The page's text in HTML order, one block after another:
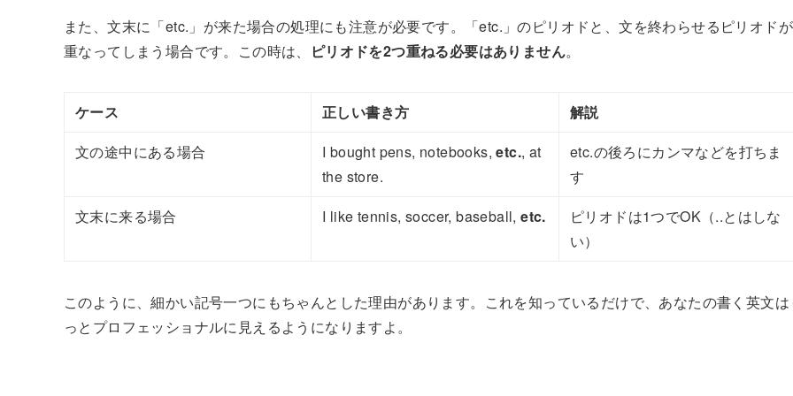
また、文末に「etc.」が来た場合の処理にも注意が必要です。「etc.」のピリオドと、文を終わらせるピリオドが
重なってしまう場合です。この時は、
ピリオドを2つ重ねる必要はありません。
ケース 正しい書き方
解説
文の途中にある場合
I bought pens, notebooks,etc., at
the store.
etc.の後ろにカンマなどを打ちま
す
文末に来る場合
I like tennis, soccer, baseball,etc.
ピリオドは1つでOK（..とはしな
い）
このように、細かい記号一つにもちゃんとした理由があります。これを知っているだけで、あなたの書く英文
っとプロフェッショナルに見えるようになりますよ。